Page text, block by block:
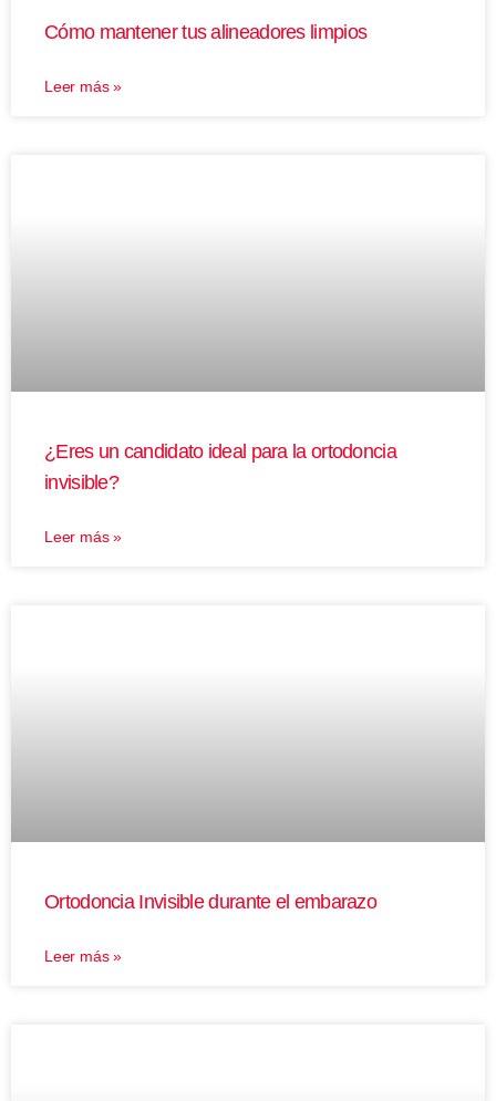
Cómo mantener tus alineadores limpios
Leer más »
¿Eres un candidato ideal para la ortodoncia
invisible?
Leer más »
Ortodoncia Invisible durante el embarazo
Leer más »